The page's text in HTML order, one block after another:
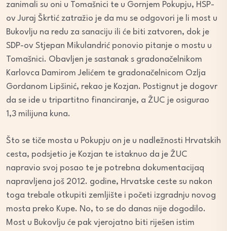
zanimali su oni u Tomašnici te u Gornjem Pokupju, HSP-
ov Juraj Škrtić zatražio je da mu se odgovori je li most u
Bukovlju na redu za sanaciju ili će biti zatvoren, dok je
SDP-ov Stjepan Mikulandrić ponovio pitanje o mostu u
Tomašnici. Obavljen je sastanak s gradonačelnikom
Karlovca Damirom Jelićem te gradonačelnicom Ozlja
Gordanom Lipšinić, rekao je Kozjan. Postignut je dogovr
da se ide u tripartitno financiranje, a ŽUC je osigurao
1,3 milijuna kuna.
Što se tiče mosta u Pokupju on je u nadležnosti Hrvatskih
cesta, podsjetio je Kozjan te istaknuo da je ŽUC
napravio svoj posao te je potrebna dokumentacijaq
napravljena još 2012. godine, Hrvatske ceste su nakon
toga trebale otkupiti zemljište i početi izgradnju novog
mosta preko Kupe. No, to se do danas nije dogodilo.
Most u Bukovlju će pak vjerojatno biti riješen istim